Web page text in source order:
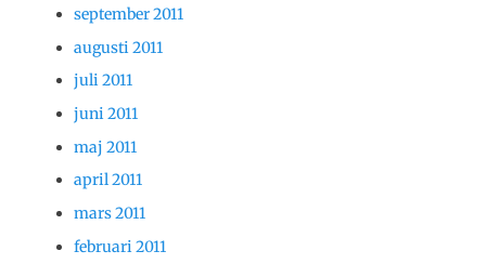
september 2011
augusti 2011
juli 2011
juni 2011
maj 2011
april 2011
mars 2011
februari 2011